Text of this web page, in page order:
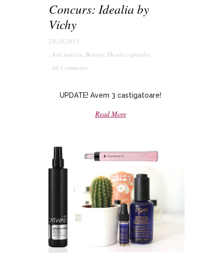
Concurs: Idealia by
Vichy
29.10.2015
, Asa sunt eu, Beauty, De-ale capitalei
, 40 Comments
UPDATE! Avem 3 castigatoare!
Read More